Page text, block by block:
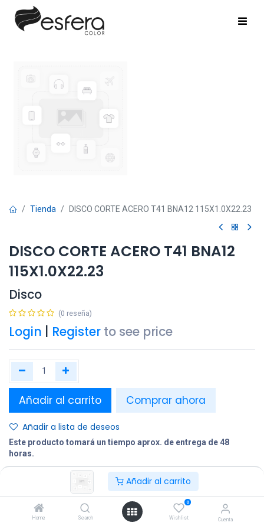
Añadir al carrito
Home Search
0
Wishlist Cuenta
Tienda DISCO CORTE ACERO T41 BNA12 115X1.0X22.23
DISCO CORTE ACERO T41 BNA12
115X1.0X22.23
Disco
(0 reseña)
Login Register to see price
Añadir al carrito Comprar ahora
Añadir a lista de deseos
Este producto tomará un tiempo aprox. de entrega de 48
horas.
Terminos y condiciones: